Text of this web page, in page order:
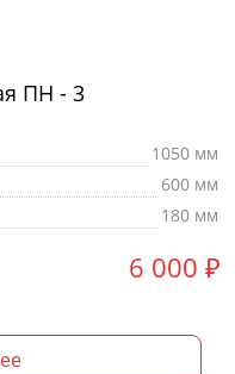
ПН - 3
1050 мм
600 мм
180 мм
6 000 ₽